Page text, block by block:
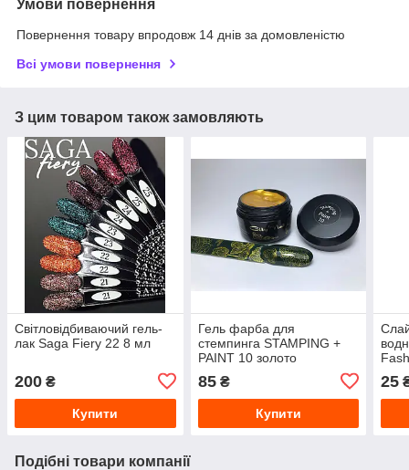
Умови повернення
Повернення товару впродовж 14 днів за домовленістю
Всі умови повернення
З цим товаром також замовляють
Світловідбиваючий гель-
лак Saga Fiery 22 8 мл
200 ₴
Купити
Гель фарба для
стемпинга STAMPING +
PAINT 10 золото
85₴
Купити
25
Подібні товари компанії